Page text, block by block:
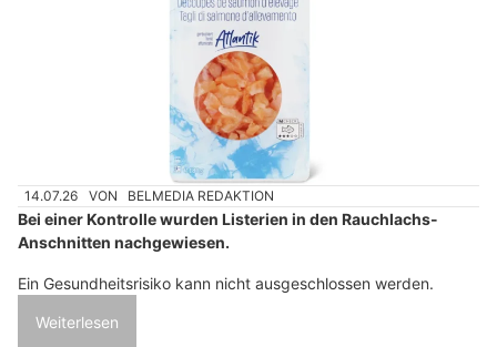
14.07.26 VON BELMEDIA REDAKTION
Bei einer Kontrolle wurden Listerien in den Rauchlachs-
Anschnitten nachgewiesen.
Ein Gesundheitsrisiko kann nicht ausgeschlossen werden.
Weiterlesen